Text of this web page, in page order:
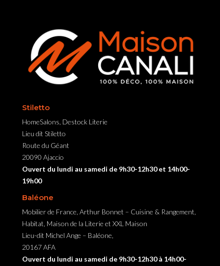
Stiletto
HomeSalons, Destock Literie
Lieu dit Stiletto
Route du Géant
20090 Ajaccio
Ouvert du lundi au samedi de 9h30-12h30 et 14h00-
19h00
Baléone
Mobilier de France, Arthur Bonnet – Cuisine & Rangement,
Habitat, Maison de la Literie et XXL Maison
Lieu-dit Michel Ange – Baléone,
20167 AFA
Ouvert du lundi au samedi de 9h30-12h30 à 14h00-